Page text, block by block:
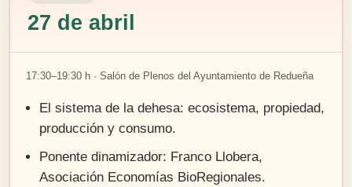
27 de abril
17:30–19:30 h · Salón de Plenos del Ayuntamiento de Redueña
El sistema de la dehesa: ecosistema, propiedad,
producción y consumo.
Ponente dinamizador: Franco Llobera,
Asociación Economías BioRegionales.